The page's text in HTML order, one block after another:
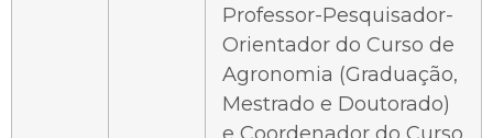
Professor-Pesquisador-
Orientador do Curso de
Agronomia (Graduação,
Mestrado e Doutorado)